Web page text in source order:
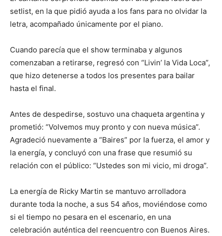
setlist, en la que pidió ayuda a los fans para no olvidar la
letra, acompañado únicamente por el piano.
Cuando parecía que el show terminaba y algunos
comenzaban a retirarse, regresó con “Livin’ la Vida Loca”,
que hizo detenerse a todos los presentes para bailar
hasta el final.
Antes de despedirse, sostuvo una chaqueta argentina y
prometió: “Volvemos muy pronto y con nueva música”.
Agradeció nuevamente a “Baires” por la fuerza, el amor y
la energía, y concluyó con una frase que resumió su
relación con el público: “Ustedes son mi vicio, mi droga”.
La energía de Ricky Martin se mantuvo arrolladora
durante toda la noche, a sus 54 años, moviéndose como
si el tiempo no pesara en el escenario, en una
celebración auténtica del reencuentro con Buenos Aires.